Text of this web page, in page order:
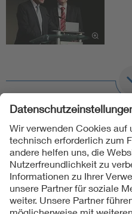
Folgen Sie uns